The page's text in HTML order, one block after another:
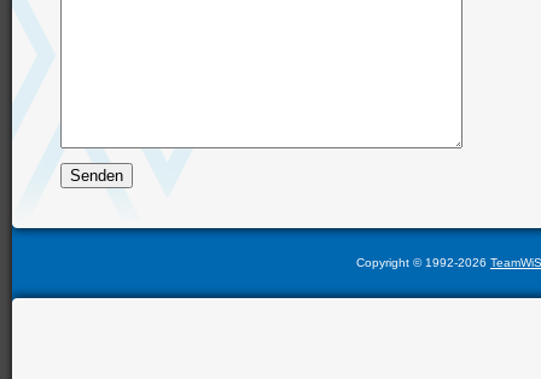
Copyright © 1992-2026